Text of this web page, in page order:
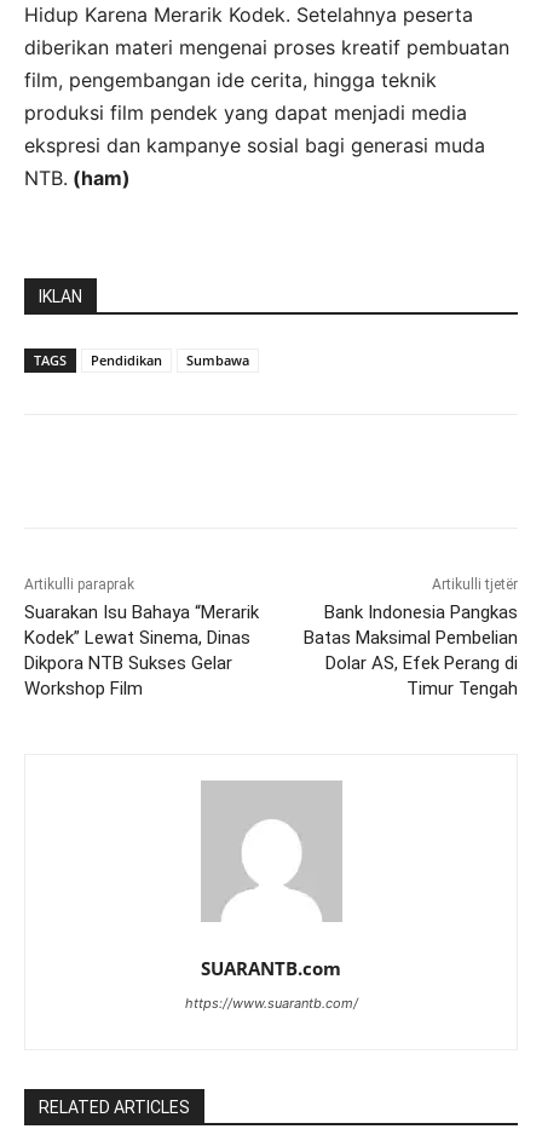
Hidup Karena Merarik Kodek. Setelahnya peserta
diberikan materi mengenai proses kreatif pembuatan
film, pengembangan ide cerita, hingga teknik
produksi film pendek yang dapat menjadi media
ekspresi dan kampanye sosial bagi generasi muda
NTB. (ham)
IKLAN
TAGS Pendidikan Sumbawa
Artikulli paraprak
Suarakan Isu Bahaya “Merarik
Kodek” Lewat Sinema, Dinas
Dikpora NTB Sukses Gelar
Workshop Film
Artikulli tjetër
Bank Indonesia Pangkas
Batas Maksimal Pembelian
Dolar AS, Efek Perang di
Timur Tengah
SUARANTB.com
https://www.suarantb.com/
RELATED ARTICLES